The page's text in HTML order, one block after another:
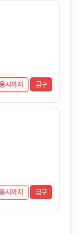
시까지 급구
시까지 급구